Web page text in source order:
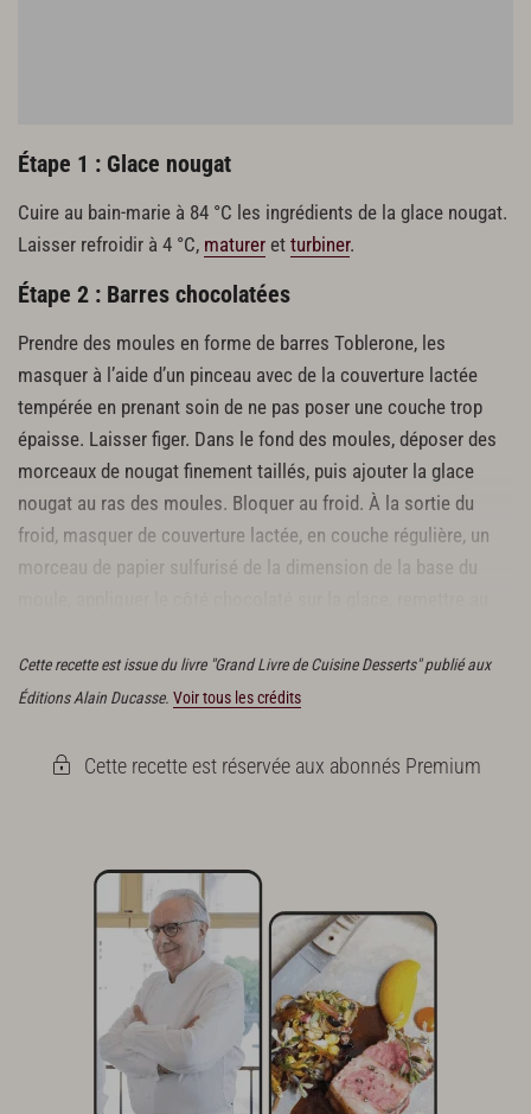
Étape 1 : Glace nougat
Cuire au bain-marie à 84 °C les ingrédients de la glace nougat.
Laisser refroidir à 4 °C, maturer et turbiner.
Étape 2 : Barres chocolatées
Prendre des moules en forme de barres Toblerone, les
masquer à l’aide d’un pinceau avec de la couverture lactée
tempérée en prenant soin de ne pas poser une couche trop
épaisse. Laisser figer. Dans le fond des moules, déposer des
morceaux de nougat finement taillés, puis ajouter la glace
nougat au ras des moules. Bloquer au froid. À la sortie du
froid, masquer de couverture lactée, en couche régulière, un
morceau de papier sulfurisé de la dimension de la base du
Cette recette est issue du livre "Grand Livre de Cuisine Desserts" publié aux
Éditions Alain Ducasse. Voir tous les crédits
Cette recette est réservée aux abonnés Premium